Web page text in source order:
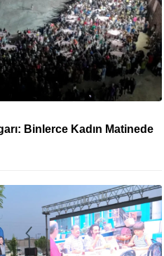
Binlerce Kadın Matinede